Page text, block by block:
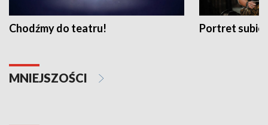
Chodźmy do teatru! Portret
MNIEJSZOŚCI